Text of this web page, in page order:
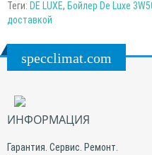
Теги: DE LUXE, Бойлер De Luxe
доставкой
specclimat.com
ИНФОРМАЦИЯ
Гарантия. Сервис. Ремонт.